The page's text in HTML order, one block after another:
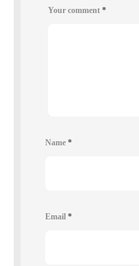
Your comment *
Name *
Email *